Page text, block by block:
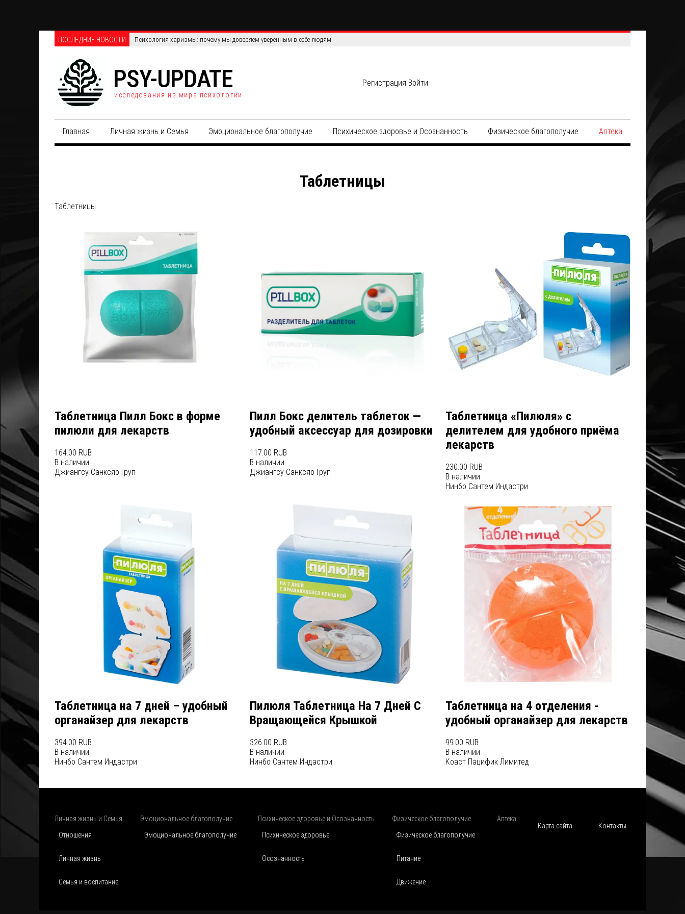
ПОСЛЕДНИЕ НОВОСТИ Психология харизмы: почему мы доверяем уверенным в себе людям
PSY-UPDATE
исследования из мира психологии
Регистрация Войти
Главная Личная жизнь и Семья Эмоциональное благополучие Психическое здоровье и Осознанность Физическое благополучие Аптека
Таблетницы
Таблетницы
Таблетница Пилл Бокс в форме
пилюли для лекарств
164.00 RUB
В наличии
Джиангсу Санксяо Груп
Пилл Бокс делитель таблеток —
удобный аксессуар для дозировки
117.00 RUB
В наличии
Джиангсу Санксяо Груп
Таблетница «Пилюля» с
делителем для удобного приёма
лекарств
230.00 RUB
В наличии
Нинбо Сантем Индастри
Таблетница на 7 дней – удобный
органайзер для лекарств
394.00 RUB
В наличии
Нинбо Сантем Индастри
Пилюля Таблетница На 7 Дней С
Вращающейся Крышкой
326.00 RUB
В наличии
Нинбо Сантем Индастри
Таблетница на 4 отделения -
удобный органайзер для лекарств
99.00 RUB
В наличии
Коаст Пацифик Лимитед
Личная жизнь и Семья
Отношения
Личная жизнь
Семья и воспитание
Эмоциональное благополучие
Эмоциональное благополучие
Психическое здоровье и Осознанность
Психическое здоровье
Осознанность
Физическое благополучие
Физическое благополучие
Питание
Движение
Аптека
Карта сайта
Контакты